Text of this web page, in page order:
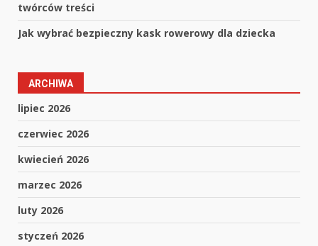
twórców treści
Jak wybrać bezpieczny kask rowerowy dla dziecka
ARCHIWA
lipiec 2026
czerwiec 2026
kwiecień 2026
marzec 2026
luty 2026
styczeń 2026